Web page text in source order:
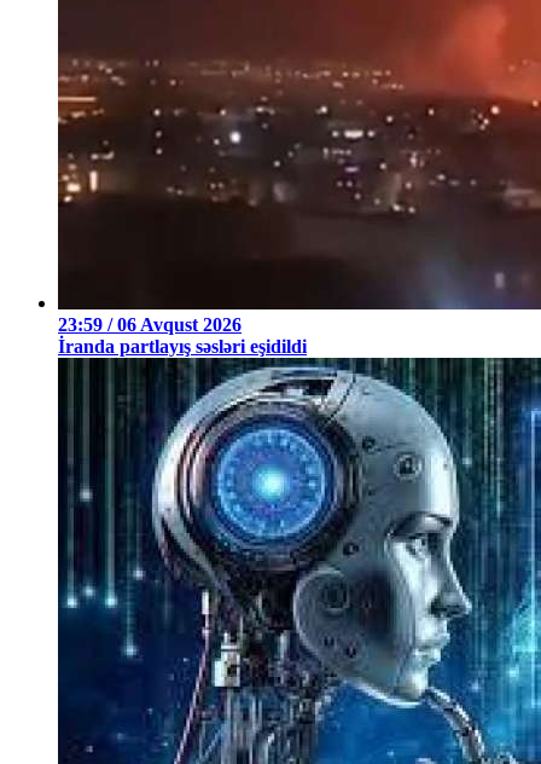
23:59 / 06 Avqust 2026
İranda partlayış səsləri eşidildi